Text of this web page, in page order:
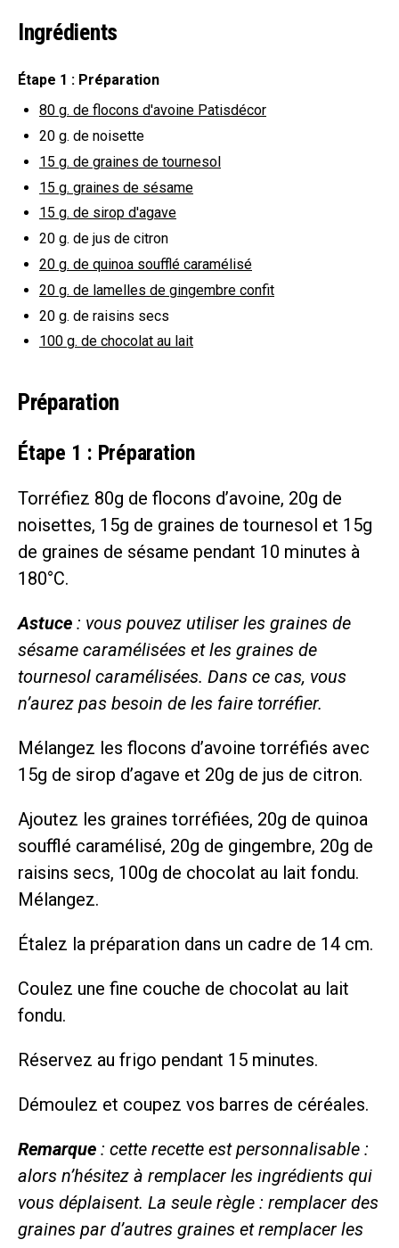
Ingrédients
Étape 1 : Préparation
80 g. de flocons d'avoine Patisdécor
20 g. de noisette
15 g. de graines de tournesol
15 g. graines de sésame
15 g. de sirop d'agave
20 g. de jus de citron
20 g. de quinoa soufflé caramélisé
20 g. de lamelles de gingembre confit
20 g. de raisins secs
100 g. de chocolat au lait
Préparation
Étape 1 : Préparation
Torréfiez 80g de flocons d’avoine, 20g de
noisettes, 15g de graines de tournesol et 15g
de graines de sésame pendant 10 minutes à
180°C.
Astuce : vous pouvez utiliser les graines de
sésame caramélisées et les graines de
tournesol caramélisées. Dans ce cas, vous
n’aurez pas besoin de les faire torréfier.
Mélangez les flocons d’avoine torréfiés avec
15g de sirop d’agave et 20g de jus de citron.
Ajoutez les graines torréfiées, 20g de quinoa
soufflé caramélisé, 20g de gingembre, 20g de
raisins secs, 100g de chocolat au lait fondu.
Mélangez.
Étalez la préparation dans un cadre de 14 cm.
Coulez une fine couche de chocolat au lait
fondu.
Réservez au frigo pendant 15 minutes.
Démoulez et coupez vos barres de céréales.
Remarque : cette recette est personnalisable :
alors n’hésitez à remplacer les ingrédients qui
vous déplaisent. La seule règle : remplacer des
graines par d’autres graines et remplacer les